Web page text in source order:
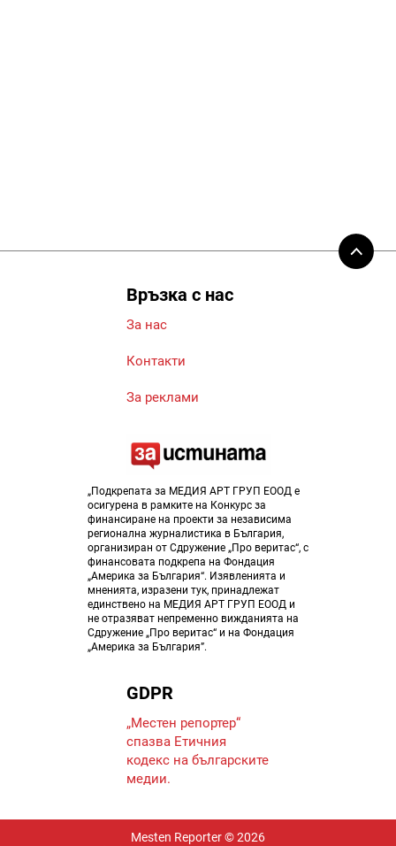
Връзка с нас
За нас
Контакти
За реклами
„Подкрепата за МЕДИЯ АРТ ГРУП ЕООД е
осигурена в рамките на Конкурс за
финансиране на проекти за независима
регионална журналистика в България,
организиран от Сдружение „Про веритас“, с
финансовата подкрепа на Фондация
„Америка за България“. Изявленията и
мненията, изразени тук, принадлежат
единствено на МЕДИЯ АРТ ГРУП ЕООД и
не отразяват непременно вижданията на
Сдружение „Про веритас“ и на Фондация
„Америка за България”.
GDPR
„Местен репортер“
спазва Eтичния
кодекс на българските
медии.
Mesten Reporter © 2026